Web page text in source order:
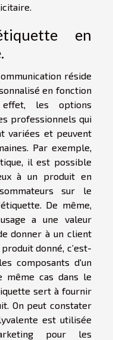
en
réside
en fonction
les options
professionnels qui
variées et peuvent
Par exemple,
il est possible
à un produit en
sur le
De même,
a une valeur
donner à un client
donné, c’est-
composants d'un
même cas dans le
sert à fournir
On peut constater
est utilisée
pour les